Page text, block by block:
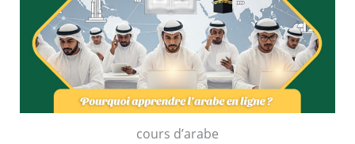
cours d’arabe